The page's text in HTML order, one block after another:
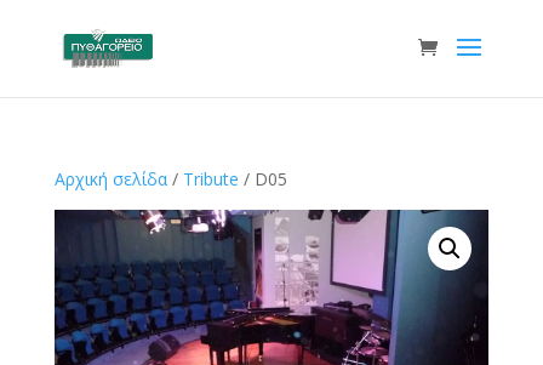
Αρχική σελίδα/ Tribute / D05